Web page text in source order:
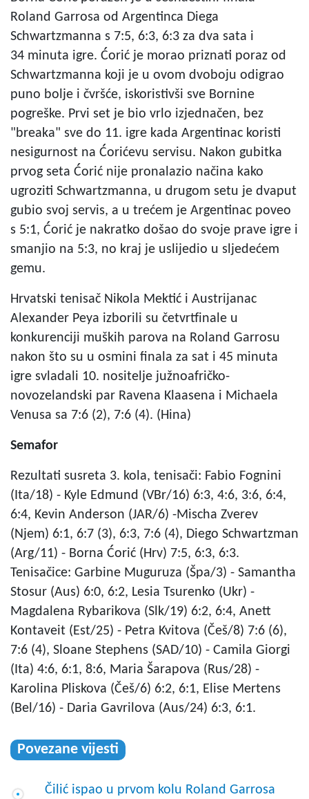
Roland Garrosa od Argentinca Diega
Schwartzmanna s 7:5, 6:3, 6:3 za dva sata i
34 minuta igre. Ćorić je morao priznati poraz od
Schwartzmanna koji je u ovom dvoboju odigrao
puno bolje i čvršće, iskoristivši sve Bornine
pogreške. Prvi set je bio vrlo izjednačen, bez
"breaka" sve do 11. igre kada Argentinac koristi
nesigurnost na Ćorićevu servisu. Nakon gubitka
prvog seta Ćorić nije pronalazio načina kako
ugroziti Schwartzmanna, u drugom setu je dvaput
gubio svoj servis, a u trećem je Argentinac poveo
s 5:1, Ćorić je nakratko došao do svoje prave igre i
smanjio na 5:3, no kraj je uslijedio u sljedećem
gemu.
Hrvatski tenisač Nikola Mektić i Austrijanac
Alexander Peya izborili su četvrtfinale u
konkurenciji muških parova na Roland Garrosu
nakon što su u osmini finala za sat i 45 minuta
igre svladali 10. nositelje južnoafričko-
novozelandski par Ravena Klaasena i Michaela
Venusa sa 7:6 (2), 7:6 (4). (Hina)
Semafor
Rezultati susreta 3. kola, tenisači: Fabio Fognini
(Ita/18) - Kyle Edmund (VBr/16) 6:3, 4:6, 3:6, 6:4,
6:4, Kevin Anderson (JAR/6) -Mischa Zverev
(Njem) 6:1, 6:7 (3), 6:3, 7:6 (4), Diego Schwartzman
(Arg/11) - Borna Ćorić (Hrv) 7:5, 6:3, 6:3.
Tenisačice: Garbine Muguruza (Špa/3) - Samantha
Stosur (Aus) 6:0, 6:2, Lesia Tsurenko (Ukr) -
Magdalena Rybarikova (Slk/19) 6:2, 6:4, Anett
Kontaveit (Est/25) - Petra Kvitova (Češ/8) 7:6 (6),
7:6 (4), Sloane Stephens (SAD/10) - Camila Giorgi
(Ita) 4:6, 6:1, 8:6, Maria Šarapova (Rus/28) -
Karolina Pliskova (Češ/6) 6:2, 6:1, Elise Mertens
(Bel/16) - Daria Gavrilova (Aus/24) 6:3, 6:1.
Povezane vijesti
Čilić ispao u prvom kolu Roland Garrosa